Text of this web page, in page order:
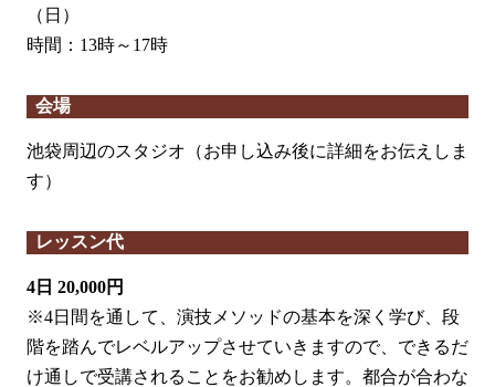
（日）
時間：13時～17時
会場
池袋周辺のスタジオ（お申し込み後に詳細をお伝えしま
す）
レッスン代
4日 20,000円
※4日間を通して、演技メソッドの基本を深く学び、段
階を踏んでレベルアップさせていきますので、できるだ
け通しで受講されることをお勧めします。都合が合わな